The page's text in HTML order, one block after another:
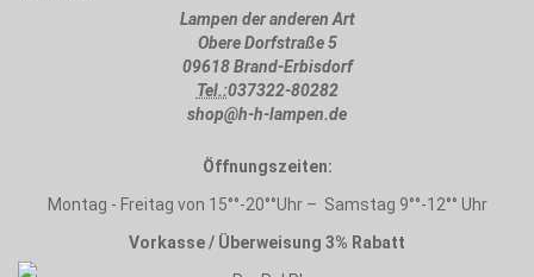
Lampen der anderen Art
Obere Dorfstraße 5
09618 Brand-Erbisdorf
Tel.:037322-80282
shop@h-h-lampen.de
Öffnungszeiten:
Montag - Freitag von 15°°-20°°Uhr – Samstag 9°°-12°° Uhr
Vorkasse / Überweisung 3% Rabatt